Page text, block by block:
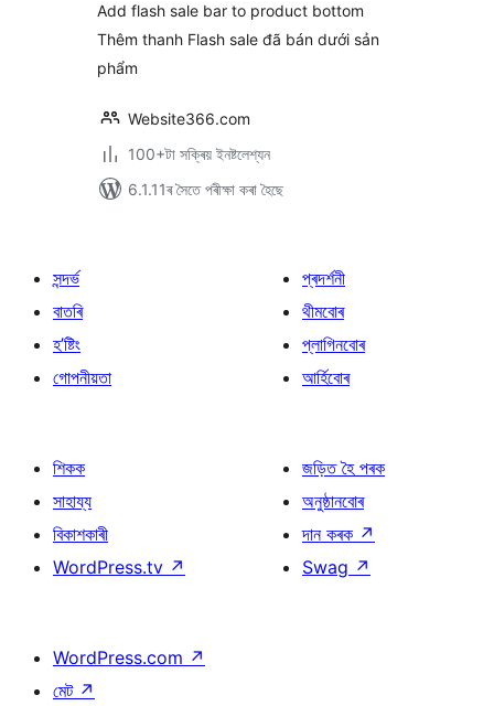
Add flash sale bar to product bottom
Thêm thanh Flash sale đã bán dưới sản
phẩm
Website366.com
100+টা সক্ৰিয় ইনষ্টলেশ্যন
6.1.11ৰ সৈতে পৰীক্ষা কৰা হৈছে
সন্দৰ্ভ
বাতৰি
হ’ষ্টিং
গোপনীয়তা
প্ৰদৰ্শনী
থীমবোৰ
প্লাগিনবোৰ
আৰ্হিবোৰ
শিকক
সাহায্য
বিকাশকাৰী
WordPress.tv ↗
জড়িত হৈ পৰক
অনুষ্ঠানবোৰ
দান কৰক ↗
Swag ↗
WordPress.com ↗
মেট ↗